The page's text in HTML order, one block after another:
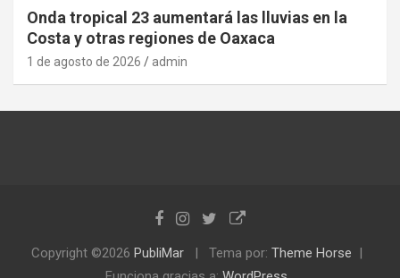
Onda tropical 23 aumentará las lluvias en la
Costa y otras regiones de Oaxaca
1 de agosto de 2026 admin
Copyright ©2026 PubliMar Tema por: Theme Horse